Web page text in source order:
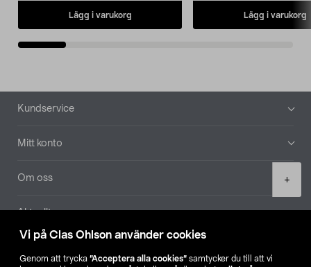
Vi på Clas Ohlson använder cookies
Genom att trycka ”Acceptera alla cookies” samtycker du till att vi
+
Lägg i varukorg Lägg i varukorg
Sidfot
Kundservice
Mitt konto
Om oss
Aktuellt